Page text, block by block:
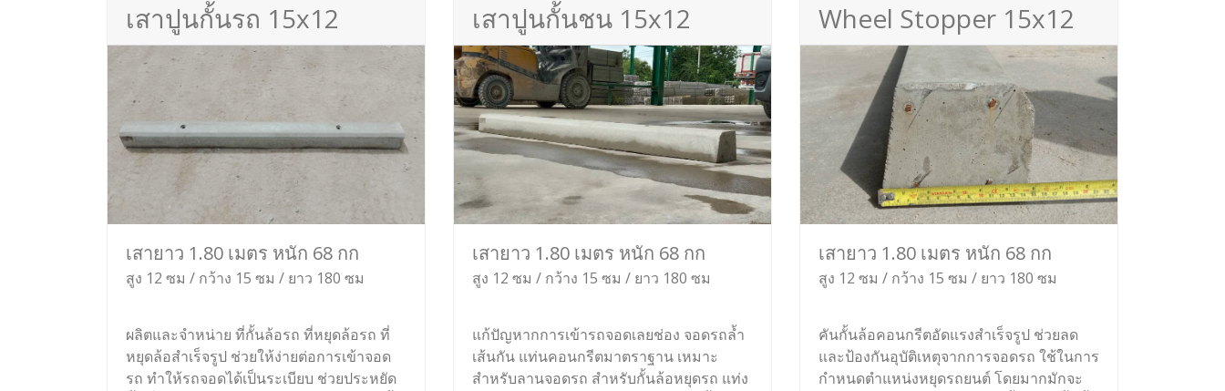
เสาปูนกั้นรถ 15x12
เสายาว 1.80 เมตร หนัก 68 กก
สูง 12 ซม / กว้าง 15 ซม / ยาว 180 ซม
ผลิตและจำหน่าย ที่กั้นล้อรถ ที่หยุดล้อรถ ที่
หยุดล้อสำเร็จรูป ช่วยให้ง่ายต่อการเข้าจอด
รถ ทำให้รถจอดได้เป็นระเบียบ ช่วยประหยัด
เสาปูนกั้นชน 15x12
เสายาว 1.80 เมตร หนัก 68 กก
สูง 12 ซม / กว้าง 15 ซม / ยาว 180 ซม
แก้ปัญหากการเข้ารถจอดเลยช่อง จอดรถล้ำ
เส้นกัน แท่นคอนกรีตมาตราฐาน เหมาะ
สำหรับลานจอดรถ สำหรับกั้นล้อหยุดรถ แท่ง
Wheel Stopper 15x12
เสายาว 1.80 เมตร หนัก 68 กก
สูง 12 ซม / กว้าง 15 ซม / ยาว 180 ซม
คันกั้นล้อคอนกรีตอัดแรงสำเร็จรูป ช่วยลด
และป้องกันอุบัติเหตุจากการจอดรถ ใช้ในการ
กำหนดตำแหน่งหยุดรถยนต์ โดยมากมักจะ